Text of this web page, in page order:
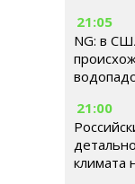
21:05
NG: в
21:00
климата